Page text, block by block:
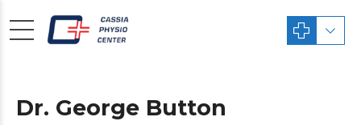
Dr. George Button